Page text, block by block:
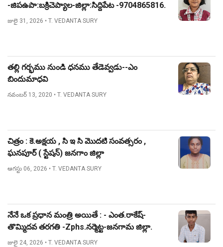
-జిపఉపా:బక్రిచెప్యాల-జిల్లా:సిద్దిపేట -9704865816.
జులై 31, 2026 • T. VEDANTA SURY
తల్లి గర్భము నుండి ధనము తేడెవ్వడు--ఎం
బిందుమాధవి
నవంబర్ 13, 2020 • T. VEDANTA SURY
చిత్రం : కె.అక్షయ , సి ఇ సి మొదటి సంవత్సరం ,
ఘనపూర్ ( స్టేషన్) జనగాం జిల్లా
ఆగస్టు 06, 2026 • T. VEDANTA SURY
నేనే ఒక ప్రధాన మంత్రి అయితే : - ఎంత.రాకేష్-
తొమ్మిదవ తరగతి -Zphs.నర్మెట్ట-జనగామ జిల్లా.
జులై 24, 2026 • T. VEDANTA SURY